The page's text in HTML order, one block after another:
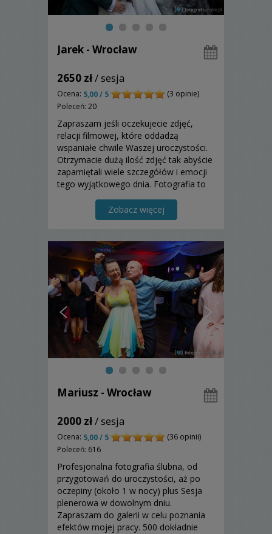
Jarek - Wrocław
2650 zł/ sesja
Ocena: 5,00 / 5
(3 opinie)
Poleceń: 20
Zapraszam jeśli oczekujecie zdjęć,
relacji filmowej, które oddadzą
wspaniałe chwile Waszej uroczystości.
Otrzymacie dużą ilość zdjęć tak abyście
zapamiętali wiele szczegółów i emocji
tego wyjątkowego dnia. Fotografia to
piękne momenty i ważne wydarzenia
utrwalona na zawsze dla Was i Waszych
Zobacz więcej
Mariusz - Wrocław
2000 zł/ sesja
Ocena: 5,00 / 5
(36 opinii)
Poleceń: 616
Profesjonalna fotografia ślubna, od
przygotowań do uroczystości, aż po
oczepiny (około 1 w nocy) plus Sesja
plenerowa w dowolnym dniu.
Zapraszam do galerii w celu poznania
efektów mojej pracy. 500 dokładnie